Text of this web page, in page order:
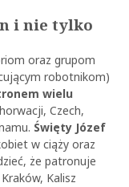
i nie tylko
oraz grupom
robotnikom)
wielu
Czech,
Święty Józef
w ciąży oraz
że patronuje
Kalisz